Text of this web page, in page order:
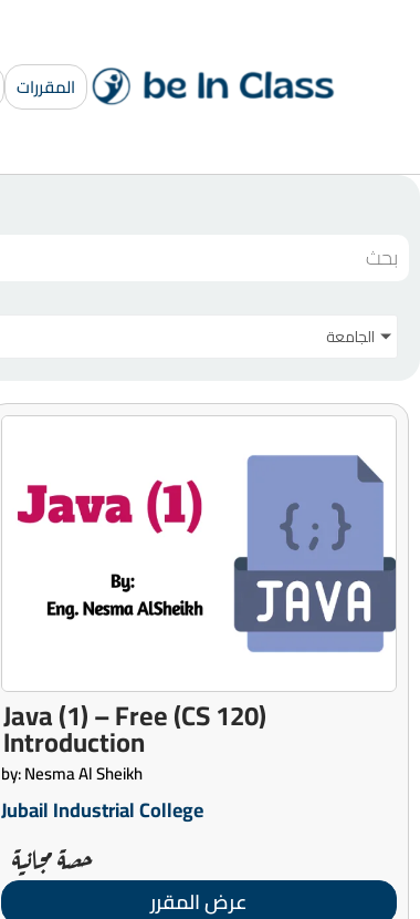
المقررات
الجامعة
(CS 120) Java (1) – Free
Introduction
by: Nesma Al Sheikh
Jubail Industrial College
حصة مجانية
عرض المقرر